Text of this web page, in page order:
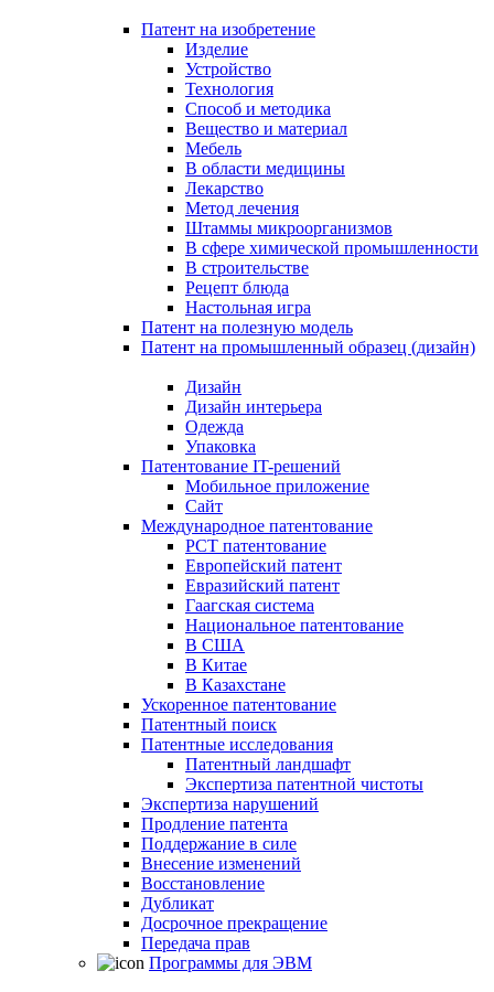
Патент на изобретение
Изделие
Устройство
Технология
Способ и методика
Вещество и материал
Мебель
В области медицины
Лекарство
Метод лечения
Штаммы микроорганизмов
В сфере химической промышленности
В строительстве
Рецепт блюда
Настольная игра
Патент на полезную модель
Патент на промышленный образец (дизайн)
Дизайн
Дизайн интерьера
Одежда
Упаковка
Патентование IT-решений
Мобильное приложение
Сайт
Международное патентование
PCT патентование
Европейский патент
Евразийский патент
Гаагская система
Национальное патентование
В США
В Китае
В Казахстане
Ускоренное патентование
Патентный поиск
Патентные исследования
Патентный ландшафт
Экспертиза патентной чистоты
Экспертиза нарушений
Продление патента
Поддержание в силе
Внесение изменений
Восстановление
Дубликат
Досрочное прекращение
Передача прав
Программы для ЭВМ